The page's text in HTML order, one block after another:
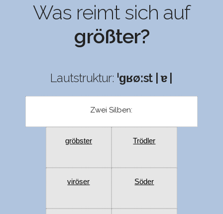
Was reimt sich auf
größter?
Lautstruktur: ˈɡʁøːst | ɐ |
Zwei Silben:
gröbster Trödler
viröser Söder